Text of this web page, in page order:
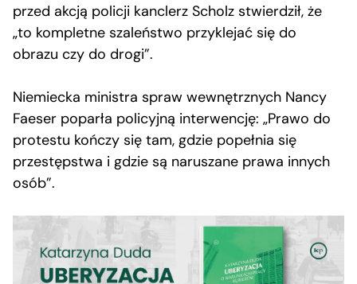
przed akcją policji kanclerz Scholz stwierdził, że
„to kompletne szaleństwo przyklejać się do
obrazu czy do drogi”.
Niemiecka ministra spraw wewnętrznych Nancy
Faeser poparła policyjną interwencję: „Prawo do
protestu kończy się tam, gdzie popełnia się
przestępstwa i gdzie są naruszane prawa innych
osób”.